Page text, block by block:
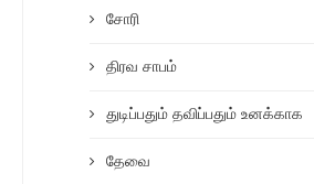
சோரி
திரவ சாபம்
துடிப்பதும் தவிப்பதும் உனக்காக
தேவை